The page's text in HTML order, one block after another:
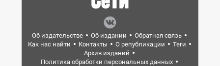
Об издательстве Об издании
Обратная связь
Как нас найти
Контакты О републикации
Теги
Архив изданий
Политика обработки персональных данных